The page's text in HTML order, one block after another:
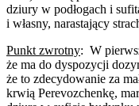
dziury w podłogach i
i własny, narastający
Punkt zwrotny: W
że ma do dyspozycji
że to zdecydowanie za
krwią Perevozchenkę,